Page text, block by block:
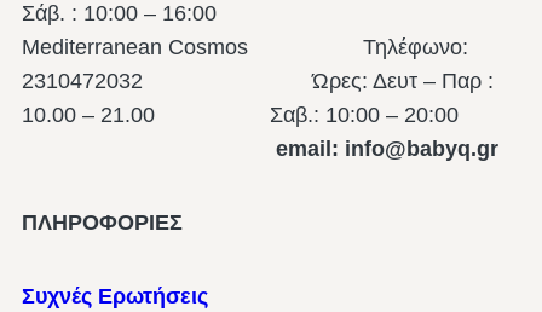
Σάβ. : 10:00 – 16:00
Mediterranean Cosmos Τηλέφωνο:
2310472032 Ώρες: Δευτ – Παρ :
10.00 – 21.00 Σαβ.: 10:00 – 20:00
email: info@babyq.gr
ΠΛΗΡΟΦΟΡΙΕΣ
Συχνές Ερωτήσεις